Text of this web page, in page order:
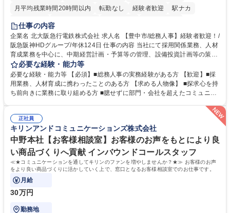
月平均残業時間20時間以内
転勤なし 経験者歓迎
駅ナカ
退職金あり
土日祝休み
服装自由 昼食補助あり 食事補助あり
仕事の内容
企業名 北大阪急行電鉄株式会社 求人名 【豊中市/総務人事】経験者歓迎！/
阪急阪神HDグループ/年休124日 仕事の内容 当社にて採用関係業務、人材
育成業務を中心に、中期経営計画・予算等の管理、設備投資計画等の策
定、さらに社内の重要会議の運営等、経営の根幹となる幅広い総務人事業
務全般を担当していただきます。 【主な業務内容】 ■採用関係業務および
人材育成(社員研修)業務の推進 ■中期経営計画および予算等の管理 ■設備
投資計画等の策定 ■社内の重要会議の運営 ■その他総務人事業務全般 【入
務人事】経験者歓迎！/阪急阪神HDグループ/年休124日
必要な経験・能力等
必要な経験・能力等 【必須】■総務人事の実務経験がある方 【歓迎】■採
用業務、人材育成に携わったことのある方 【求める人物像】 ■探求心を持
ち前向きに業務に取り組める方 ■臆せずに部門・会社を超えたコミュニケ
る当社で組織の次代を担うネクスト人材として長期的に成長したい方 ■周
囲のメンバーと協調しつつ主体性を持って能動的に業務を推進できる方 学
歴・資格 学歴：大学院 大学 高専 短大 専修学校 高校 語学力： 資格：
正社員
キリンアンドコミュニケーションズ株式会社
中野本社【お客様相談室】お客様のお声をもとにより良
い商品づくりへ貢献 インバウンドコールスタッフ
≪★コミュニケーションを通してキリンのファンを増やしませんか？★≫ お客様のお声
をより良い商品づくりに活かしていく上で、窓口となるお客様相談室でのお仕事です。
月給
30万円
勤務地